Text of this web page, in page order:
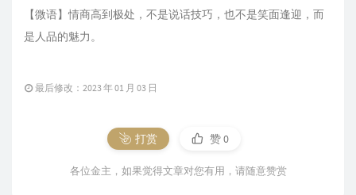
【微语】情商高到极处，不是说话技巧，也不是笑面逢迎，而
是人品的魅力。
最后修改：2023 年 01 月 03 日
打赏 赞0
各位金主，如果觉得文章对您有用，请随意赞赏